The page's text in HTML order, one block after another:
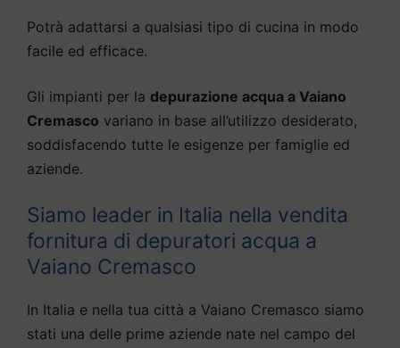
Potrà adattarsi a qualsiasi tipo di cucina in modo
facile ed efficace.
Gli impianti per la depurazione acqua a Vaiano
Cremasco variano in base all’utilizzo desiderato,
soddisfacendo tutte le esigenze per famiglie ed
aziende.
Siamo leader in Italia nella vendita
fornitura di depuratori acqua a
Vaiano Cremasco
In Italia e nella tua città a Vaiano Cremasco siamo
stati una delle prime aziende nate nel campo del